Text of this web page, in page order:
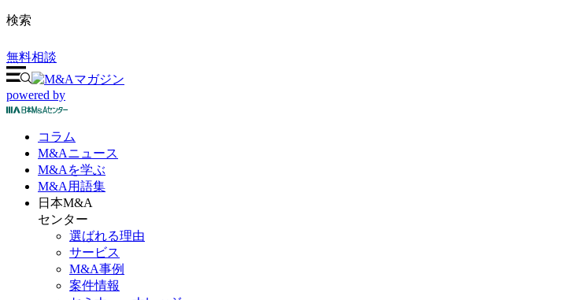
検索
無料相談
powered by
コラム
M&Aニュース
M&Aを学ぶ
M&A 用語集
日本M&A
センター
選ばれる理由
サービス
M&A事例
案件情報